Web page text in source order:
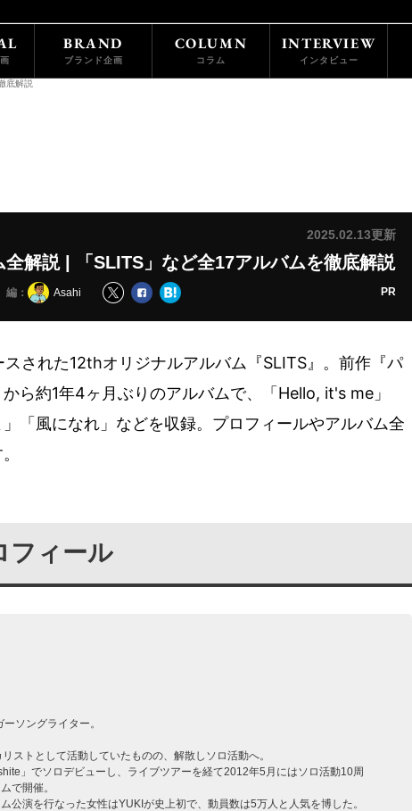
BRAND
ブランド企画
COLUMN
コラム
INTERVIEW
インタビュー
底解説
2025.02.13更新
全解説 | 「SLITS」など全17アルバムを徹底解説
編： Asahi PR
された12thオリジナルアルバム『SLITS』。前作『パ
ら約1年4ヶ月ぶりのアルバムで、「Hello, it's me」
」「風になれ」などを収録。プロフィールやアルバム全
フィール
ソングライター。
ストとして活動していたものの、解散しソロ活動へ。
」でソロデビューし、ライブツアーを経て2012年5月にはソロ活動10周
で開催。
公演を行なった女性はYUKIが史上初で、動員数は5万人と人気を博した。